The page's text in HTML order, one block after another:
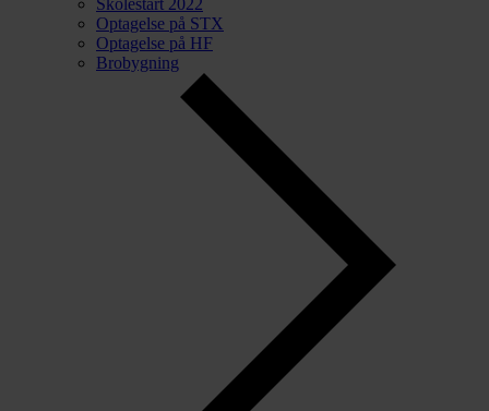
Skolestart 2022
Optagelse på STX
Optagelse på HF
Brobygning